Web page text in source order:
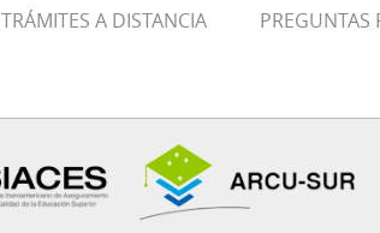
TRÁMITES A DISTANCIA PREGUNTAS